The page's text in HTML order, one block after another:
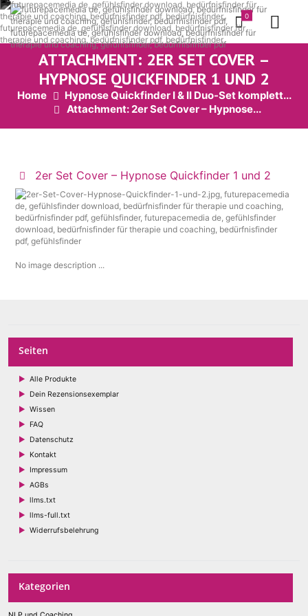
0
ATTACHMENT: 2ER SET COVER –
HYPNOSE QUICKFINDER 1 UND 2
Home
Hypnose Quickfinder I & II Duo-Set komplett...
Attachment: 2er Set Cover – Hypnose...
2er Set Cover – Hypnose Quickfinder 1 und 2
No image description ...
Seiten
Alle Produkte
Dein Rezensionsexemplar
Wissen
FAQ
Datenschutz
Kontakt
Impressum
AGBs
llms.txt
llms-full.txt
Widerrufsbelehrung
Kategorien